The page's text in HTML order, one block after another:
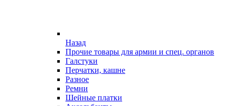
Назад
Прочие товары для армии и спец. органов
Галстуки
Перчатки, кашне
Разное
Ремни
Шейные платки